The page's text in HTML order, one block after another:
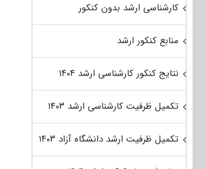
کارشناسی ارشد بدون کنکور
منابع کنکور ارشد
نتایج کنکور کارشناسی ارشد ۱۴۰۴
تکمیل ظرفیت کارشناسی ارشد ۱۴۰۳
تکمیل ظرفیت ارشد دانشگاه آزاد ۱۴۰۳